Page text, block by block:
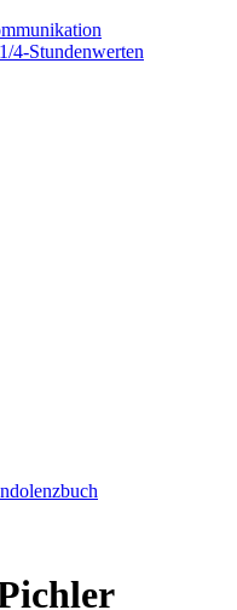
4-Stundenwerten